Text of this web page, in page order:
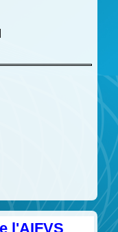
l'AIFVS